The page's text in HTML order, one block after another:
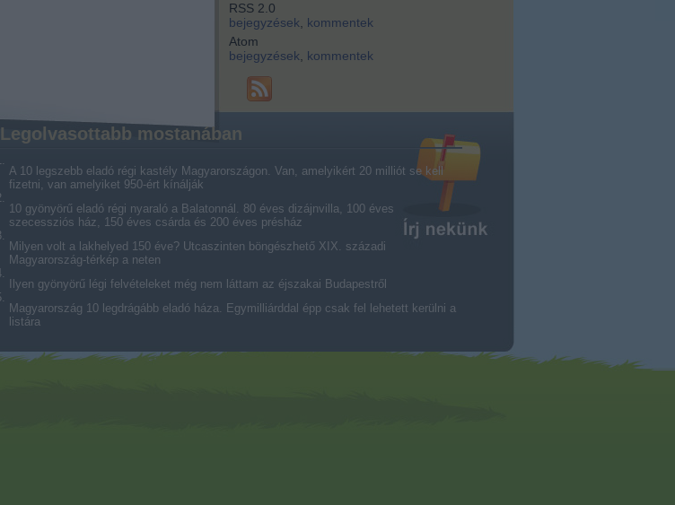
RSS 2.0
bejegyzések
kommentek
Atom
bejegyzések
kommentek
Legolvasottabb mostanában
A 10 legszebb eladó régi kastély Magyarországon. Van, amelyikért 20 milliót se kell
fizetni, van amelyiket 950-ért kínálják
10 gyönyörű eladó régi nyaraló a Balatonnál. 80 éves dizájnvilla, 100 éves
szecessziós ház, 150 éves csárda és 200 éves présház
Milyen volt a lakhelyed 150 éve? Utcaszinten böngészhető XIX. századi
Magyarország-térkép a neten
Ilyen gyönyörű légi felvételeket még nem láttam az éjszakai Budapestről
Magyarország 10 legdrágább eladó háza. Egymilliárddal épp csak fel lehetett kerülni a
listára